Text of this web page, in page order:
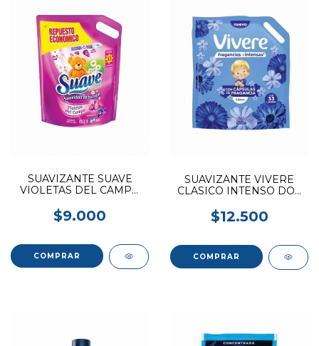
SUAVIZANTE SUAVE
VIOLETAS DEL CAMPO
$9.000
SUAVIZANTE VIVERE
CLASICO INTENSO DOY
$12.500